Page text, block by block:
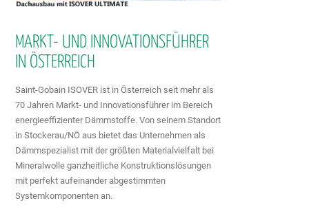
MARKT- UND INNOVATIONSFÜHRER
IN ÖSTERREICH
Saint-Gobain ISOVER ist in Österreich seit mehr als
70 Jahren Markt- und Innovationsführer im Bereich
energieeffizienter Dämmstoffe. Von seinem Standort
in Stockerau/NÖ aus bietet das Unternehmen als
Dämmspezialist mit der größten Materialvielfalt bei
Mineralwolle ganzheitliche Konstruktionslösungen
mit perfekt aufeinander abgestimmten
Systemkomponenten an.